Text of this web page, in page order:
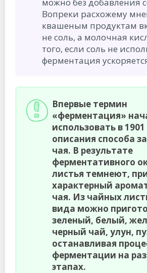
Вопреки расхожему
квашеным продуктам
не соль, а молочная
того, если соль не
ферментация
Впервые термин
«ферментация»
использовать в
описания способа
чая. В результате
ферментативного
листья темнеют,
характерный
чая. Из чайных
вида можно
зеленый, белый,
черный чай, улун,
останавливая
ферментации на
этапах.